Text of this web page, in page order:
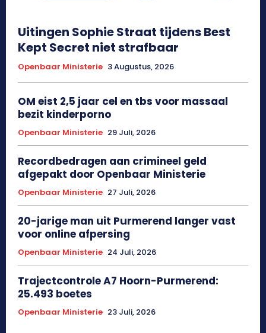
Uitingen Sophie Straat tijdens Best
Kept Secret niet strafbaar
Openbaar Ministerie 3 Augustus, 2026
OM eist 2,5 jaar cel en tbs voor massaal
bezit kinderporno
Openbaar Ministerie 29 Juli, 2026
Recordbedragen aan crimineel geld
afgepakt door Openbaar Ministerie
Openbaar Ministerie 27 Juli, 2026
20-jarige man uit Purmerend langer vast
voor online afpersing
Openbaar Ministerie 24 Juli, 2026
Trajectcontrole A7 Hoorn-Purmerend:
25.493 boetes
Openbaar Ministerie 23 Juli, 2026